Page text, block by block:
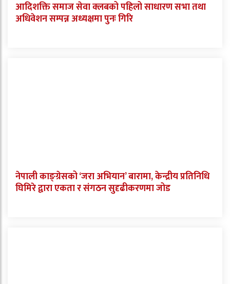
आदिशक्ति समाज सेवा क्लबको पहिलो साधारण सभा तथा
अधिवेशन सम्पन्न अध्यक्षमा पुनः गिरि
नेपाली काङ्ग्रेसको ‘जरा अभियान’ बारामा, केन्द्रीय प्रतिनिधि
घिमिरे द्वारा एकता र संगठन सुदृढीकरणमा जोड